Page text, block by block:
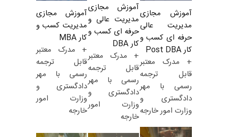
آموزش مجازی
مدیریت عالی
حرفه ای کسب و
کار Post DBA
+ مدرک معتبر
قابل ترجمه
رسمی با مهر
دادگستری و
وزارت امور خارجه
آموزش مجازی
مدیریت عالی و
حرفه ای کسب و
کار DBA
+ مدرک معتبر
قابل ترجمه
رسمی با مهر
دادگستری و
وزارت امور
خارجه
آموزش مجازی
مدیریت کسب و
کار MBA
+ مدرک معتبر
قابل ترجمه
رسمی با مهر
دادگستری و
وزارت امور
خارجه